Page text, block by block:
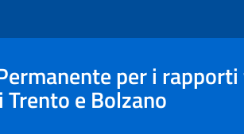
per i
e Bolzano